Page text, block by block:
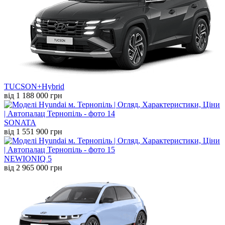
TUCSON+Hybrid
від 1 188 000 грн
SONATA
від 1 551 900 грн
NEWIONIQ 5
від 2 965 000 грн